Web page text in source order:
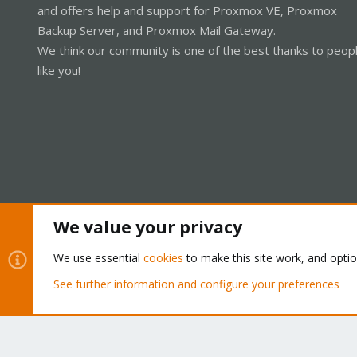
and offers help and support for Proxmox VE, Proxmox
Backup Server, and Proxmox Mail Gateway.
We think our community is one of the best thanks to
like you!
Community platform by XenForo® © 2010-2026 XenForo Ltd.
We value your privacy
We use essential cookies to make this site work, and
See further information and configure your preferences